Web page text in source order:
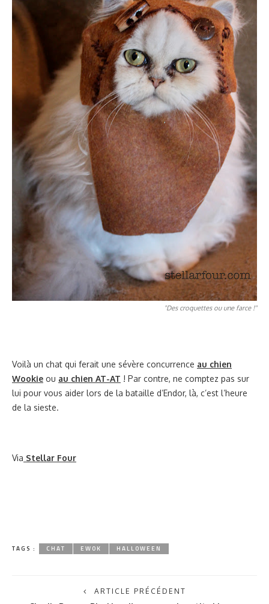
"Des croquettes ou une farce !"
Voilà un chat qui ferait une sévère concurrence au chien
Wookie ou au chien AT-AT ! Par contre, ne comptez pas sur
lui pour vous aider lors de la bataille d’Endor, là, c’est l’heure
de la sieste.
Via Stellar Four
TAGS : CHAT EWOK HALLOWEEN
ARTICLE PRÉCÉDENT